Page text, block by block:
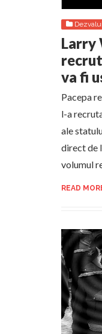
Larry
va fi
Pacepa
l-a
ale
direct de
volumul
READ